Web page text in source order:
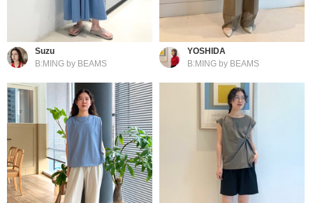
Suzu
B:MING by BEAMS
YOSHIDA
B:MING by BEAMS